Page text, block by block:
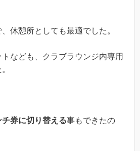
休憩所としても最適でした。
なども、クラブラウンジ内専用
券に切り替える事もできたの